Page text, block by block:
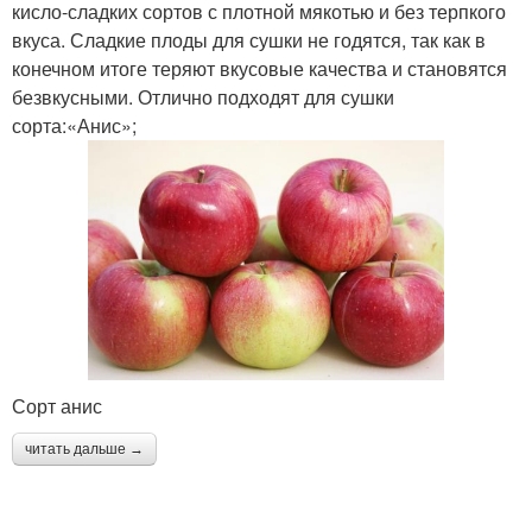
кисло-сладких сортов с плотной мякотью и без терпкого
вкуса. Сладкие плоды для сушки не годятся, так как в
конечном итоге теряют вкусовые качества и становятся
безвкусными. Отлично подходят для сушки
сорта:«Анис»;
Сорт анис
читать дальше →